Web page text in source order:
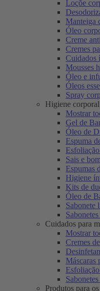
Loçõe
Manteiga
Óleo
Creme
Cremes
Cuidados
Mousses
Óleo e
Óleos
Spray
Higiene corporal
Mostrar
Gel de
Óleo de
Espuma
Sais e
Espumas
Higiene
Kits de
Óleo de
Sabonete
Cuidados para
Mostrar
Cremes
Máscaras
Produtos para